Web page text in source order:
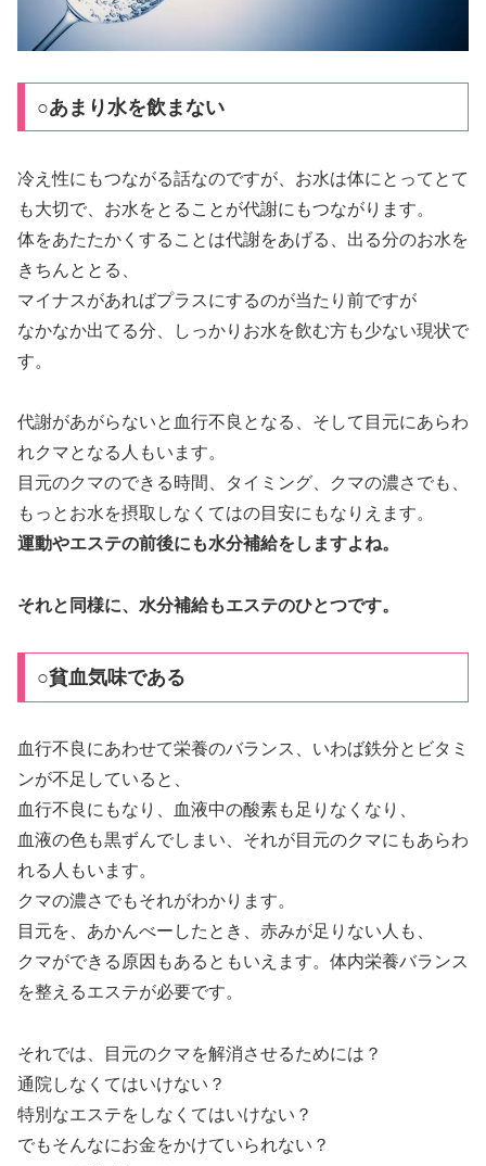
○あまり水を飲まない
冷え性にもつながる話なのですが、お水は体にとってとて
も大切で、お水をとることが代謝にもつながります。
体をあたたかくすることは代謝をあげる、出る分のお水を
きちんととる、
マイナスがあればプラスにするのが当たり前ですが
なかなか出てる分、しっかりお水を飲む方も少ない現状で
す。
代謝があがらないと血行不良となる、そして目元にあらわ
れクマとなる人もいます。
目元のクマのできる時間、タイミング、クマの濃さでも、
もっとお水を摂取しなくてはの目安にもなりえます。
運動やエステの前後にも水分補給をしますよね。
それと同様に、水分補給もエステのひとつです。
○貧血気味である
血行不良にあわせて栄養のバランス、いわば鉄分とビタミ
ンが不足していると、
血行不良にもなり、血液中の酸素も足りなくなり、
血液の色も黒ずんでしまい、それが目元のクマにもあらわ
れる人もいます。
クマの濃さでもそれがわかります。
目元を、あかんべーしたとき、赤みが足りない人も、
クマができる原因もあるともいえます。体内栄養バランス
を整えるエステが必要です。
それでは、目元のクマを解消させるためには？
通院しなくてはいけない？
特別なエステをしなくてはいけない？
でもそんなにお金をかけていられない？